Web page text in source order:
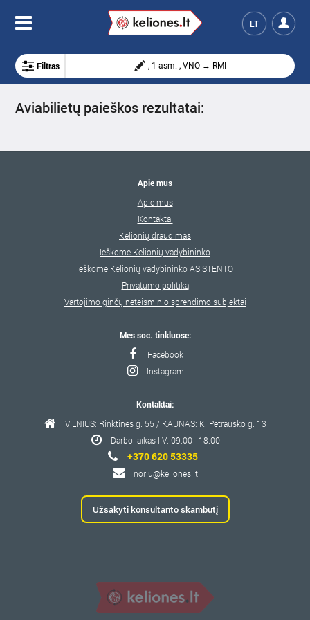
LT
Filtras , 1 asm. , VNO → RMI
Aviabilietų paieškos rezultatai:
Apie mus
Apie mus
Kontaktai
Kelionių draudimas
Ieškome Kelionių vadybininko
Ieškome Kelionių vadybininko ASISTENTO
Privatumo politika
Vartojimo ginčų neteisminio sprendimo subjektai
Mes soc. tinkluose:
Facebook
Instagram
Kontaktai:
VILNIUS: Rinktinės g. 55 / KAUNAS: K. Petrausko g. 13
Darbo laikas I-V: 09:00 - 18:00
+370 620 53335
noriu@keliones.lt
Užsakyti konsultanto skambutį